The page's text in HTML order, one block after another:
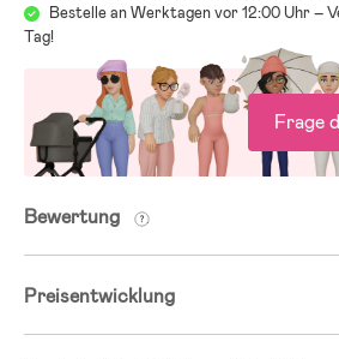
Bestelle an Werktagen vor 12:00 Uhr –
Tag!
Frage
Bewertung
Preisentwicklung